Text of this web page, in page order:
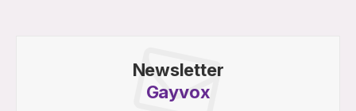
Newsletter
Gayvox